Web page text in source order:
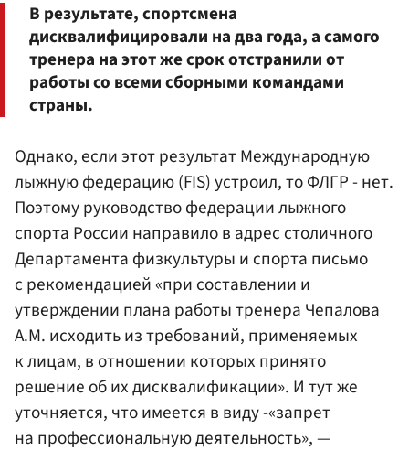
В результате, спортсмена
дисквалифицировали на два года, а самого
тренера на этот же срок отстранили от
работы со всеми сборными командами
страны.
Однако, если этот результат Международную
лыжную федерацию (FIS) устроил, то ФЛГР - нет.
Поэтому руководство федерации лыжного
спорта России направило в адрес столичного
Департамента физкультуры и спорта письмо
с рекомендацией «при составлении и
утверждении плана работы тренера Чепалова
А.М. исходить из требований, применяемых
к лицам, в отношении которых принято
решение об их дисквалификации». И тут же
уточняется, что имеется в виду -«запрет
на профессиональную деятельность», —